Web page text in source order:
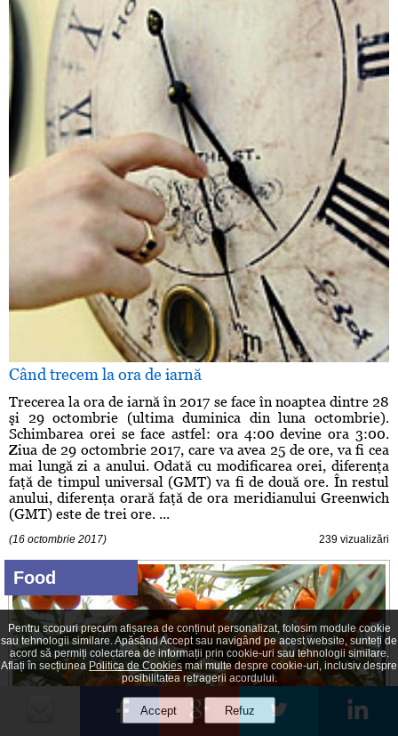
Când trecem la ora de iarnă
Trecerea la ora de iarnă în 2017 se face în noaptea dintre 28
şi 29 octombrie (ultima duminica din luna octombrie).
Schimbarea orei se face astfel: ora 4:00 devine ora 3:00.
Ziua de 29 octombrie 2017, care va avea 25 de ore, va fi cea
mai lungă zi a anului. Odată cu modificarea orei, diferenţa
faţă de timpul universal (GMT) va fi de două ore. În restul
anului, diferenţa orară faţă de ora meridianului Greenwich
(GMT) este de trei ore. ...
(16 octombrie 2017) 239 vizualizări
Food
Pentru scopuri precum afișarea de conținut personalizat, folosim module cookie
sau tehnologii similare. Apăsând Accept sau navigând pe acest website, sunteți de
acord să permiți colectarea de informații prin cookie-uri sau tehnologii similare.
Aflați în secțiunea Politica de Cookies mai multe despre cookie-uri, inclusiv despre
posibilitatea retragerii acordului.